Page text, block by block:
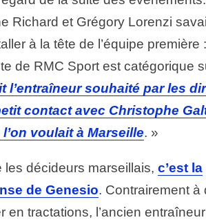
Richard et Grégory Lorenzi
à la tête de l’équipe première
de RMC Sport est catégorique
l’entraîneur souhaité par les
contact avec Christophe
voulait à Marseille. »
décideurs marseillais, c’est la
de Genesio. Contrairement à
en tractations, l’ancien